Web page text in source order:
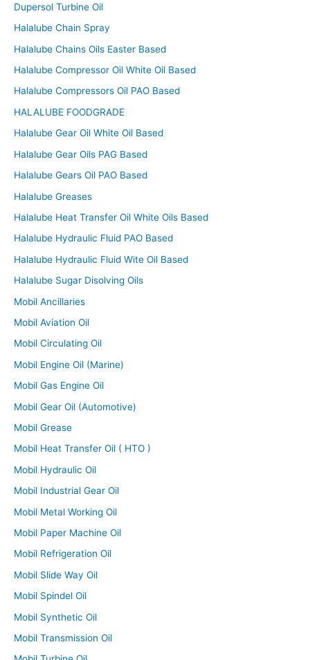
Dupersol Turbine Oil
Halalube Chain Spray
Halalube Chains Oils Easter Based
Halalube Compressor Oil White Oil Based
Halalube Compressors Oil PAO Based
HALALUBE FOODGRADE
Halalube Gear Oil White Oil Based
Halalube Gear Oils PAG Based
Halalube Gears Oil PAO Based
Halalube Greases
Halalube Heat Transfer Oil White Oils Based
Halalube Hydraulic Fluid PAO Based
Halalube Hydraulic Fluid Wite Oil Based
Halalube Sugar Disolving Oils
Mobil Ancillaries
Mobil Aviation Oil
Mobil Circulating Oil
Mobil Engine Oil (Marine)
Mobil Gas Engine Oil
Mobil Gear Oil (Automotive)
Mobil Grease
Mobil Heat Transfer Oil ( HTO )
Mobil Hydraulic Oil
Mobil Industrial Gear Oil
Mobil Metal Working Oil
Mobil Paper Machine Oil
Mobil Refrigeration Oil
Mobil Slide Way Oil
Mobil Spindel Oil
Mobil Synthetic Oil
Mobil Transmission Oil